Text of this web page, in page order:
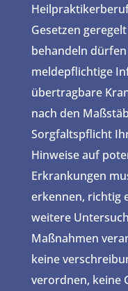
Gesetzen
behandeln dürfen
meldepflichtige
übertragbare
nach den
Sorgfaltspflicht
Hinweise auf
Erkrankungen
erkennen, richtig
weitere
Maßnahmen
keine
verordnen, keine